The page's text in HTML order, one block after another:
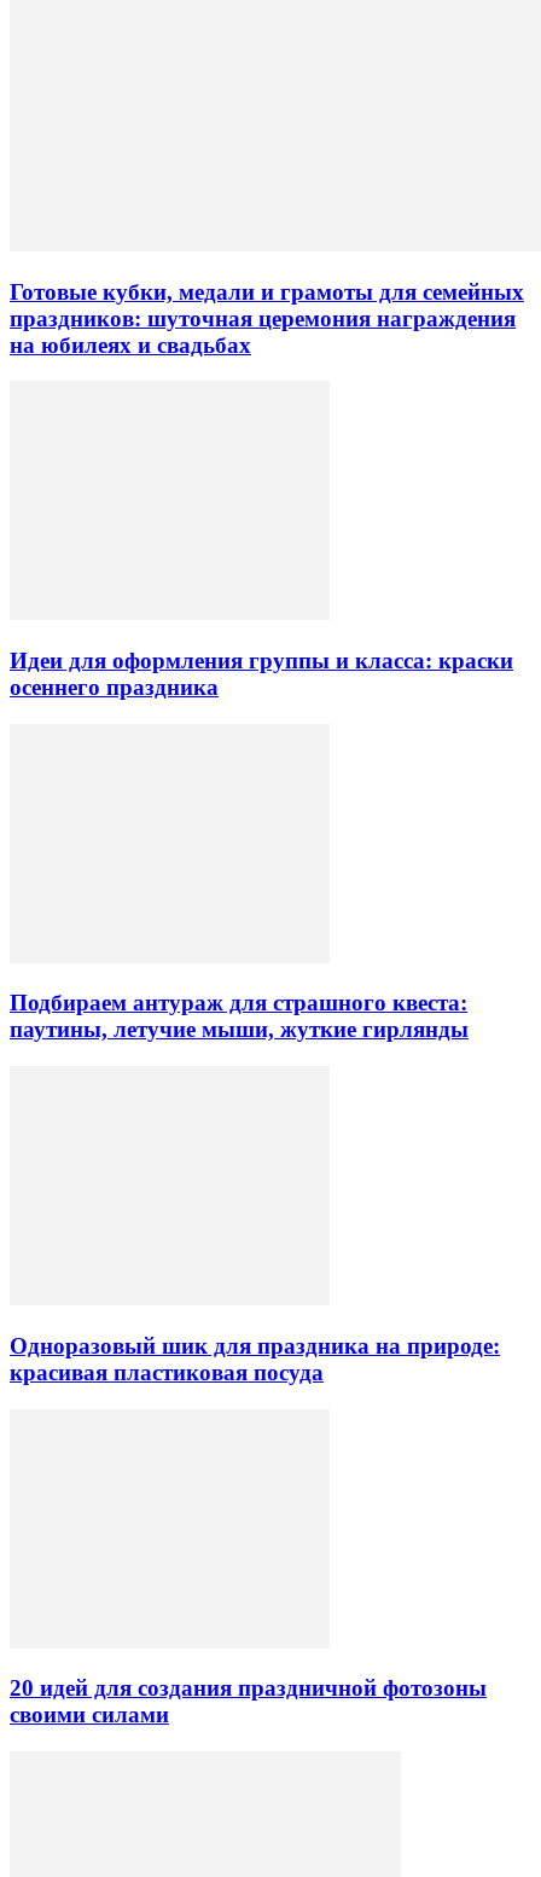
Готовые кубки, медали и грамоты для семейных
праздников: шуточная церемония награждения
на юбилеях и свадьбах
Идеи для оформления группы и класса: краски
осеннего праздника
Подбираем антураж для страшного квеста:
паутины, летучие мыши, жуткие гирлянды
Одноразовый шик для праздника на природе:
красивая пластиковая посуда
20 идей для создания праздничной фотозоны
своими силами